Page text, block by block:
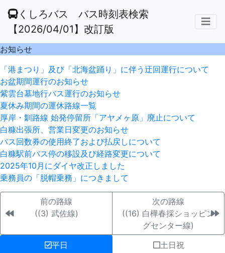
くしろバス バス時刻表検索
【2026/04/01】改訂版
お知らせ
「港まつり」及び「北海盆踊り」に伴う迂回運行について
お盆期間運行のお知らせ
紫雲台墓地行バス運行のお知らせ
夏休み期間の運休路線一覧
厚岸・釧路線 始発停留所「アヤメヶ原」廃止について
白糠出張所、営業日変更のお知らせ
バス回数券の使用終了および払戻しについて
白糠駅前バス停の移設及び経路変更について
2025年10月にダイヤ改正しました
乗務員の「脱帽乗務」につきまして
前の路線
((3) 武佐線)
次の路線
((16) 白樺春採ショッピン
グセンター線)
平日
土日祝